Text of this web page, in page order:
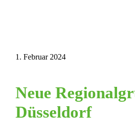
1. Februar 2024
Neue
Düsseldorf